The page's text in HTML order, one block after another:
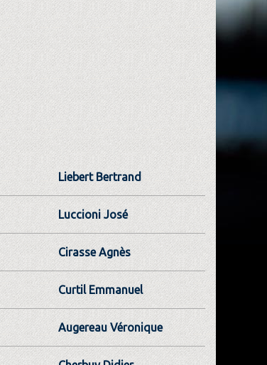
Liebert Bertrand
Luccioni José
Cirasse Agnès
Curtil Emmanuel
Augereau Véronique